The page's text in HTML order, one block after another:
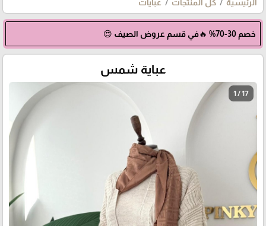
الرئيسية كل المنتجات عبايات
خصم 30-70% 🔥في قسم عروض الصيف 😍
عباية شمس
1 / 17